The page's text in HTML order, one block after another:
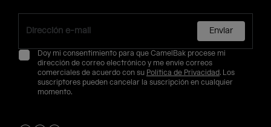
Enviar
Doy mi consentimiento para que CamelBak procese mi
dirección de correo electrónico y me envíe correos
comerciales de acuerdo con su Política de Privacidad. Los
suscriptores pueden cancelar la suscripción en cualquier
momento.